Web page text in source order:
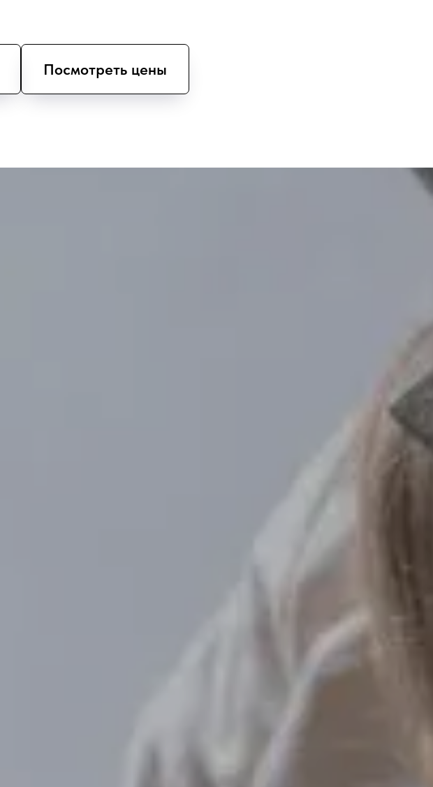
Посмотреть цены